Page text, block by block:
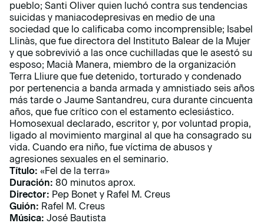
pueblo; Santi Oliver quien luchó contra sus tendencias
suicidas y maniacodepresivas en medio de una
sociedad que lo calificaba como incomprensible; Isabel
Llinàs, que fue directora del Instituto Balear de la Mujer
y que sobrevivió a las once cuchilladas que le asestó su
esposo; Macià Manera, miembro de la organización
Terra Lliure que fue detenido, torturado y condenado
por pertenencia a banda armada y amnistiado seis años
más tarde o Jaume Santandreu, cura durante cincuenta
años, que fue crítico con el estamento eclesiástico.
Homosexual declarado, escritor y, por voluntad propia,
ligado al movimiento marginal al que ha consagrado su
vida. Cuando era niño, fue víctima de abusos y
agresiones sexuales en el seminario.
Título: «Fel de la terra»
Duración: 80 minutos aprox.
Director: Pep Bonet y Rafel M. Creus
Guión: Rafel M. Creus
Música: José Bautista